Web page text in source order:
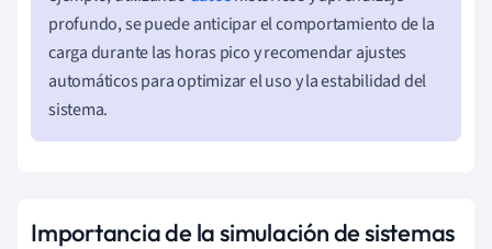
profundo, se puede anticipar el comportamiento de la
carga durante las horas pico y recomendar ajustes
automáticos para optimizar el uso y la estabilidad del
sistema.
Importancia de la simulación de sistemas